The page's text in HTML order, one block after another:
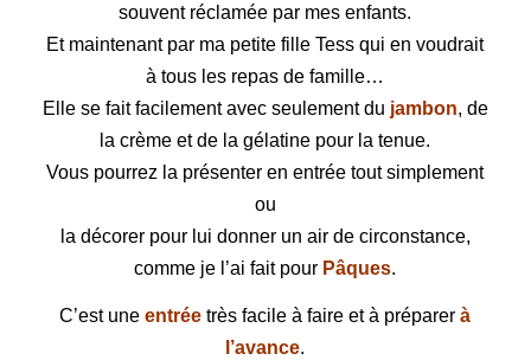
souvent réclamée par mes enfants.
Et maintenant par ma petite fille Tess qui en voudrait
à tous les repas de famille…
Elle se fait facilement avec seulement du jambon, de
la crème et de la gélatine pour la tenue.
Vous pourrez la présenter enentrée tout simplement
ou
la décorer pour lui donner un air de circonstance,
comme je l’ai fait pour Pâques.
C’est uneentrée très facile à faire et à préparerà
l’avance.